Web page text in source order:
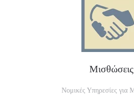
Μισθώσεις
Νομικές Υπηρεσίες για